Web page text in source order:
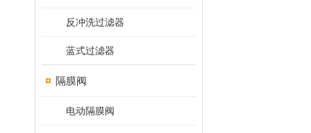
反冲洗过滤器
蓝式过滤器
隔膜阀
电动隔膜阀